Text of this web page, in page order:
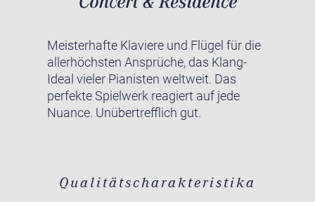
Meisterhafte Klaviere und Flügel für die
allerhöchsten Ansprüche, das Klang-
Ideal vieler Pianisten weltweit. Das
perfekte Spielwerk reagiert auf jede
Nuance. Unübertrefflich gut.
Qualitätscharakteristika